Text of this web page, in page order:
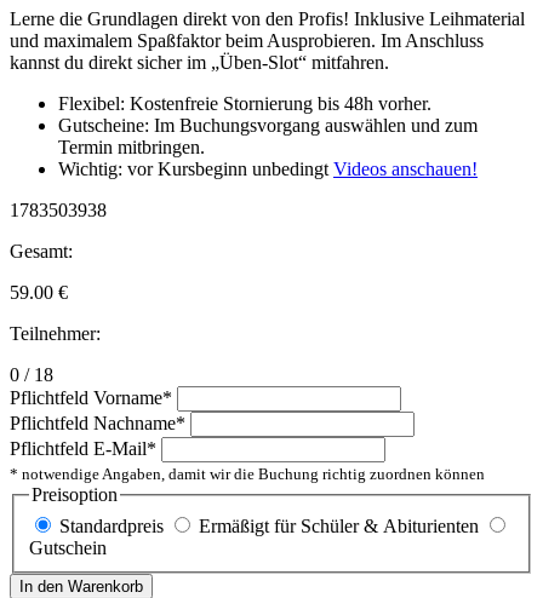
Lerne die Grundlagen direkt von den Profis! Inklusive Leihmaterial
und maximalem Spaßfaktor beim Ausprobieren. Im Anschluss
kannst du direkt sicher im „Üben-Slot“ mitfahren.
Flexibel: Kostenfreie Stornierung bis 48h vorher.
Gutscheine: Im Buchungsvorgang auswählen und zum
Termin mitbringen.
Wichtig: vor Kursbeginn unbedingt Videos anschauen!
1783503938
Gesamt:
59.00 €
Teilnehmer:
0 / 18
Pflichtfeld Vorname*
Pflichtfeld Nachname*
Pflichtfeld E-Mail*
* notwendige Angaben, damit wir die Buchung richtig zuordnen können
Preisoption
Standardpreis
Ermäßigt für Schüler & Abiturienten
Gutschein